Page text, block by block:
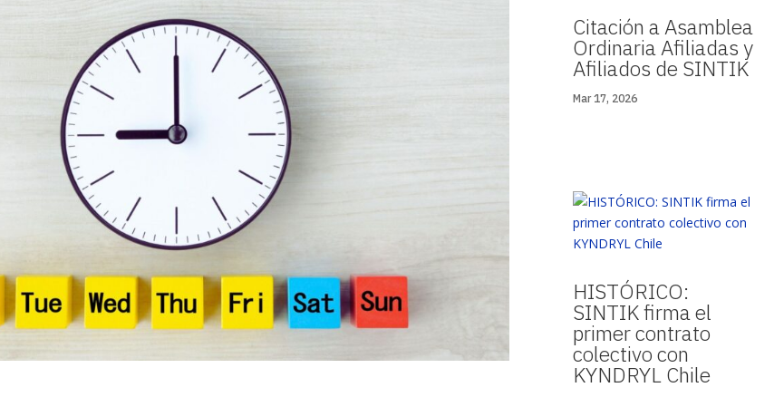
Citación a Asamblea
Ordinaria Afiliadas y
Afiliados de SINTIK
Mar 17, 2026
HISTÓRICO:
SINTIK firma el
primer contrato
colectivo con
KYNDRYL Chile